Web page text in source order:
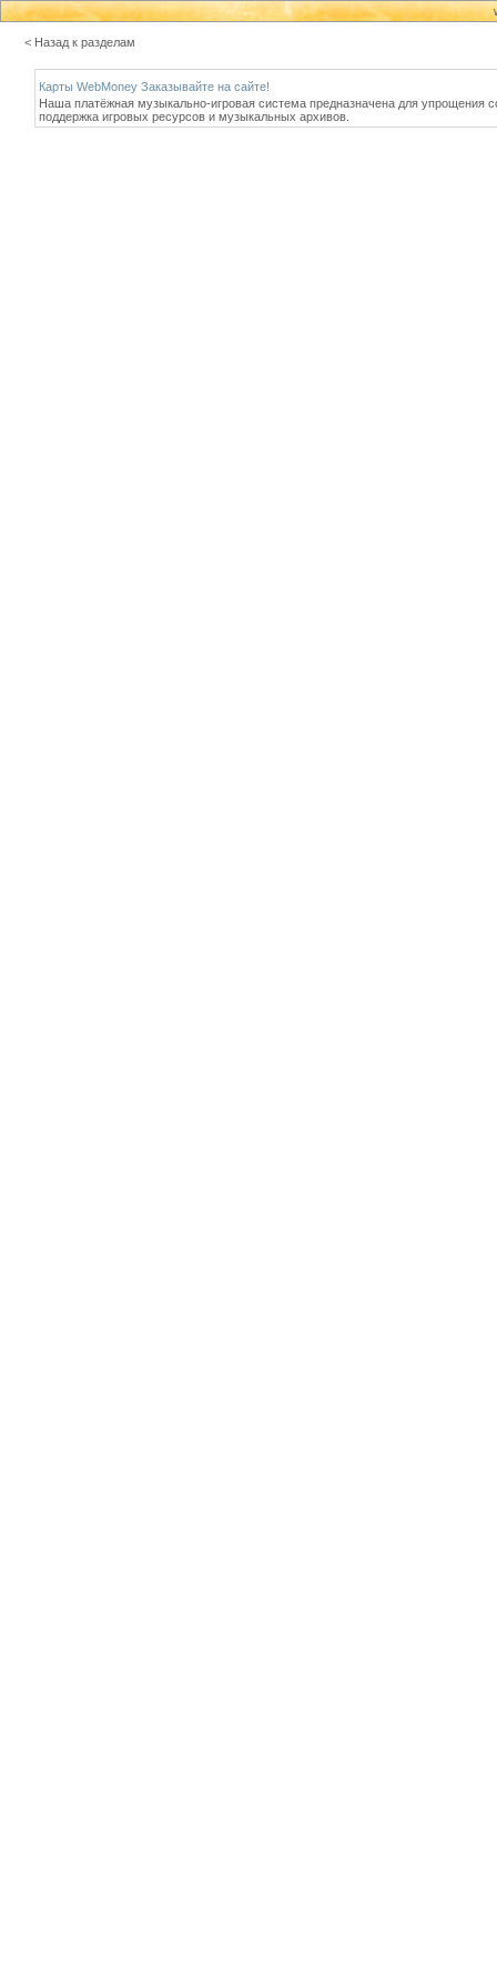
< Назад к разделам
Карты WebMoney Заказывайте на сайте!
Наша платёжная музыкально-игровая система предназначена для упрощения
поддержка игровых ресурсов и музыкальных архивов.